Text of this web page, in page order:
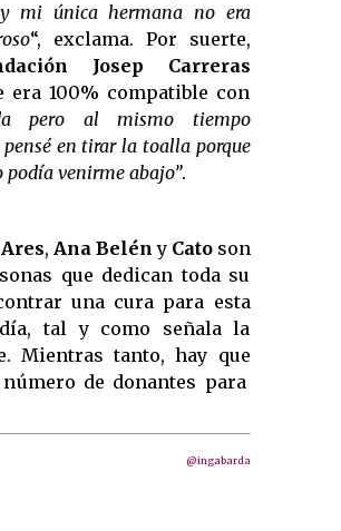
mi única hermana no era
“, exclama. Por suerte,
Josep Carreras
era 100% compatible con
pero al mismo tiempo
en tirar la toalla porque
venirme abajo”.
Ares, Ana Belény Catoson
que dedican toda su
una cura para esta
tal y como señala la
Mientras tanto, hay que
de donantes para
@ingabarda